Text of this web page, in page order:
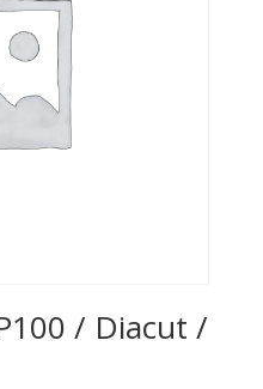
/ Diacut /